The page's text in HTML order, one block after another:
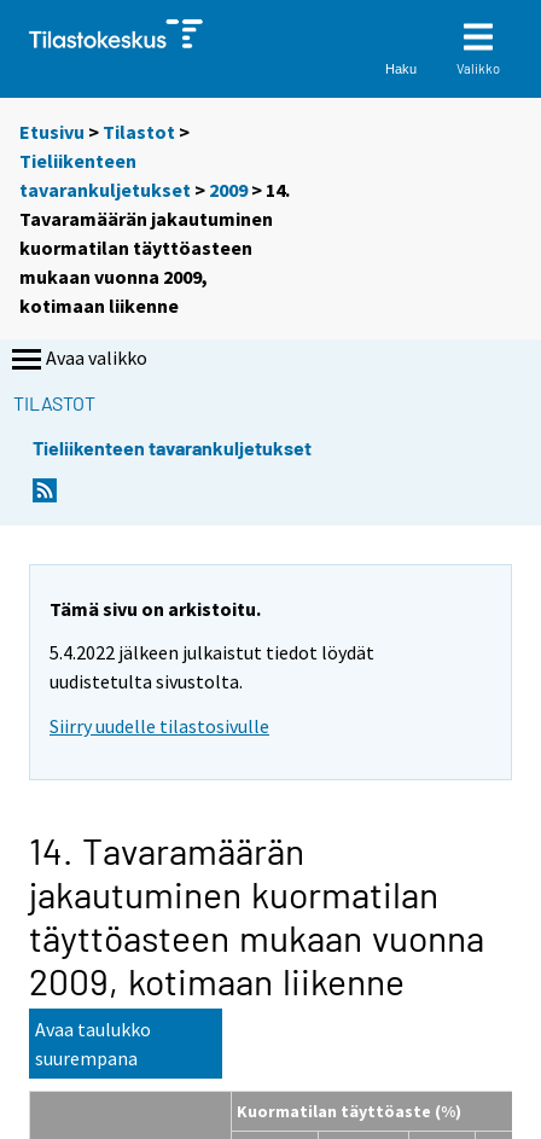
Haku Valikko
Etusivu > Tilastot >
Tieliikenteen
tavarankuljetukset > 2009> 14.
Tavaramäärän jakautuminen
kuormatilan täyttöasteen
mukaan vuonna 2009,
kotimaan liikenne
Avaa valikko
TILASTOT
Tieliikenteen tavarankuljetukset
Tämä sivu on arkistoitu.
5.4.2022 jälkeen julkaistut tiedot löydät
uudistetulta sivustolta.
Siirry uudelle tilastosivulle
14. Tavaramäärän
jakautuminen kuormatilan
täyttöasteen mukaan vuonna
2009, kotimaan liikenne
Avaa taulukko
suurempana
Kuormatilan täyttöaste (%)